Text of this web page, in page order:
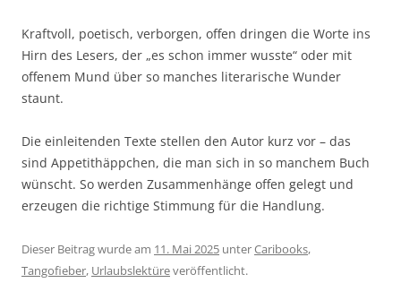
Kraftvoll, poetisch, verborgen, offen dringen die Worte ins
Hirn des Lesers, der „es schon immer wusste“ oder mit
offenem Mund über so manches literarische Wunder
staunt.
Die einleitenden Texte stellen den Autor kurz vor – das
sind Appetithäppchen, die man sich in so manchem Buch
wünscht. So werden Zusammenhänge offen gelegt und
erzeugen die richtige Stimmung für die Handlung.
Dieser Beitrag wurde am 11. Mai 2025 unterCaribooks,
Tangofieber, Urlaubslektüreveröffentlicht.